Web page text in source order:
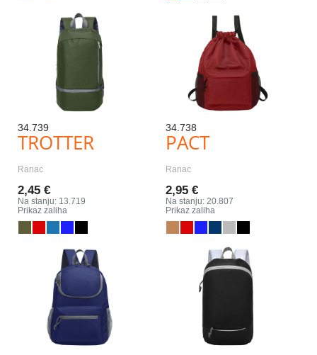
34.739
TROTTER
Ranac
2,45 €
Na stanju: 13.719
Prikaz zaliha
34.738
PACT
Ranac
2,95 €
Na stanju: 20.807
Prikaz zaliha